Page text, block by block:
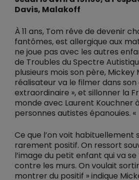
Davis, Malakoff
À 11 ans, Tom rêve de devenir
fantômes, est allergique aux
ne joue pas avec les autres
de Troubles du Spectre
plusieurs mois son père, Mickey
réalisateur va le filmer dans son
extraordinaire », et sillonner la
monde avec Laurent Kouchner
personnes autistes épanouies. «
Ce que l’on voit habituellement
rarement positif. On ressort
l’image du petit enfant qui va
contre les murs. On voulait
montrer du positif » indique